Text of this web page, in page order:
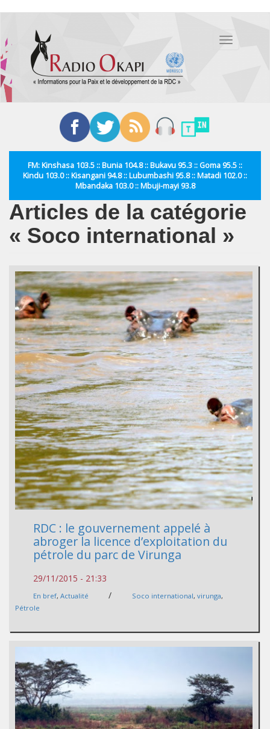
contenu
principal
Toggle
FM: Kinshasa 103.5 :: Bunia 104.8 :: Bukavu 95.3 :: Goma 95.5 ::
Kindu 103.0 :: Kisangani 94.8 :: Lubumbashi 95.8 :: Matadi 102.0 ::
Mbandaka 103.0 :: Mbuji-mayi 93.8
Articles de la catégorie
« Soco international »
RDC : le gouvernement appelé à
abroger la licence d’exploitation du
pétrole du parc de Virunga
29/11/2015 - 21:33
En bref, Actualité / Soco international, virunga,
Pétrole